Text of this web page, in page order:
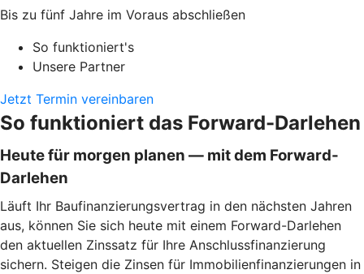
Bis zu fünf Jahre im Voraus abschließen
So funktioniert's
Unsere Partner
Jetzt Termin vereinbaren
So funktioniert das Forward-Darlehen
Heute für morgen planen — mit dem Forward-
Darlehen
Läuft Ihr Baufinanzierungsvertrag in den nächsten Jahren
aus, können Sie sich heute mit einem Forward-Darlehen
den aktuellen Zinssatz für Ihre Anschlussfinanzierung
sichern. Steigen die Zinsen für Immobilienfinanzierungen in